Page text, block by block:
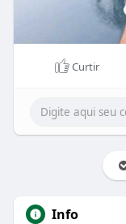
Curtir
Info